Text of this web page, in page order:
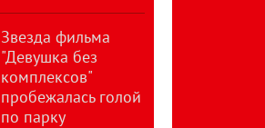
Звезда фильма
"Девушка без
комплексов"
пробежалась голой
по парку